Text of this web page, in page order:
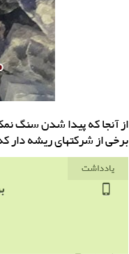
از آنجا که پیدا شدن سنگ
برخی از شرکتهای ریشه دار
یادداشت